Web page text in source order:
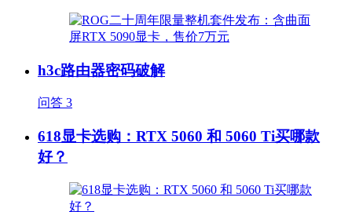
h3c路由器密码破解
问答 3
618显卡选购：RTX 5060 和 5060 Ti买哪款
好？